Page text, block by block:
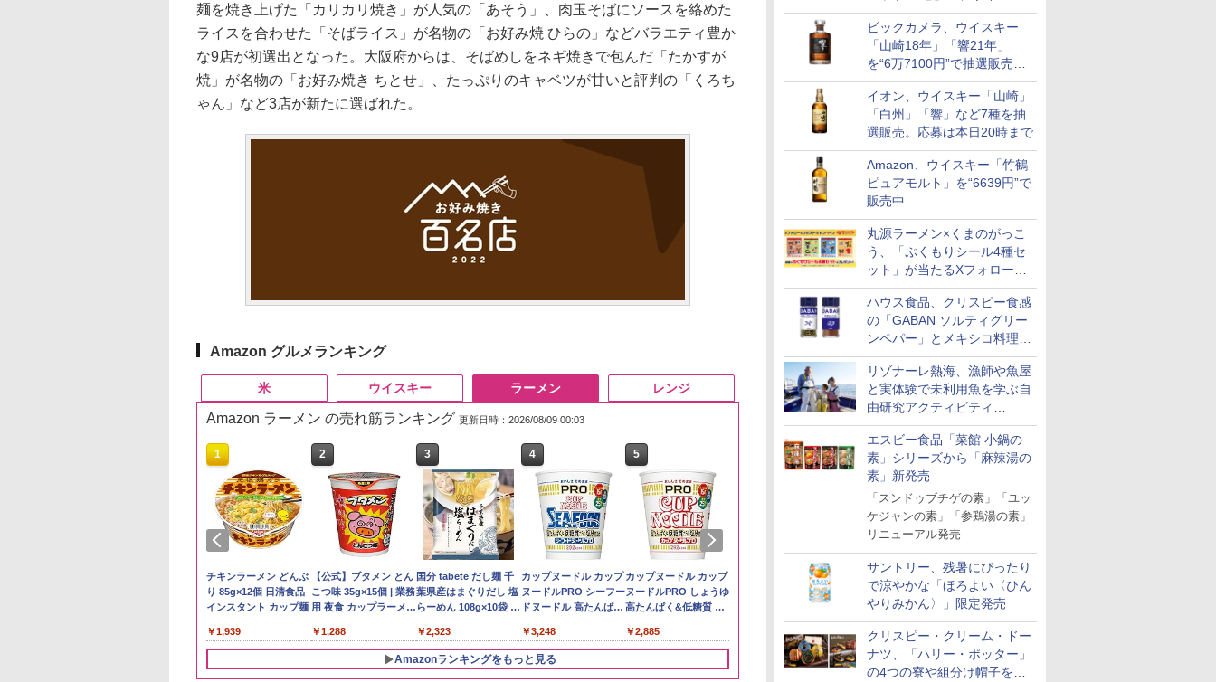
リニューアル。ハーフボトル
も登場
ビックカメラ、ウイスキー
「山崎18年」「響21年」
を“6万7100円”で抽選販売。
店頭で9日まで受付
イオン、ウイスキー「山崎」
「白州」「響」など7種を抽
選販売。応募は本日20時まで
Amazon、ウイスキー「竹鶴
ピュアモルト」を“6639円”で
販売中
丸源ラーメン×くまのがっこ
う、「ぷくもりシール4種セ
ット」が当たるXフォロー＆
リポストキャンペーン実施
ハウス食品、クリスピー食感
の「GABAN ソルティグリー
ンペパー」とメキシコ料理に
合う「GABAN チポトレペパ
ー」発売
リゾナーレ熱海、漁師や魚屋
と実体験で未利用魚を学ぶ自
由研究アクティビティ
「Fisherman's Academy」を
実施中
エスビー食品「菜館 小鍋の
素」シリーズから「麻辣湯の
素」新発売
「スンドゥブチゲの素」「ユッ
ケジャンの素」「参鶏湯の素」
リニューアル発売
サントリー、残暑にぴったり
で涼やかな「ほろよい〈ひん
やりみかん〉」限定発売
クリスピー・クリーム・ドー
ナツ、「ハリー・ポッター」
の4つの寮や組分け帽子をイ
麺を焼き上げた「カリカリ焼き」が人気の「あそう」、肉玉そばにソースを絡めた
ライスを合わせた「そばライス」が名物の「お好み焼 ひらの」などバラエティ豊か
な9店が初選出となった。大阪府からは、そばめしをネギ焼きで包んだ「たかすが
焼」が名物の「お好み焼き ちとせ」、たっぷりのキャベツが甘いと評判の「くろち
ゃん」など3店が新たに選ばれた。
Amazon グルメランキング
米
1
by Amazon 国産ブレ
ンド米 精米 5kg
￥2,650
2
野沢農産 無洗米 青い流
るる コシヒカリ 5kg 長
野県産 令和7年産
￥3,980
3
【在庫処分価格】もも
たろう印 無洗米 5kg 業
務用 お米マイスターブ
￥2,680
4
新潟ケンベイ【精米】
新潟県産にじのきらめ
き 5kg 令和7年産
￥5,809
5
by Amazon あきたこ
まちブレンド 無洗米
5kg
￥3,396
by Amazon 新潟県産
新潟のお米 無洗米 5kg
7
新潟県産新之助 無洗米
5kg 令和7年産
フクテイライス【白
米】北東北産 お米 米
あきたこまち 令和7年
産 (5kg)
￥3,300
ウイスキー
1
ブラックニッカ ニッカ
Nikka ウィスキー
4000ml ブラックニッ
【日本 アサヒ ウィスキ
ー】 大容量 お得 4リッ
トル
￥4,358
2
角瓶 2700ml サントリ
ー ウイスキー ハイボー
ル 大容量
￥6,055
3
角ハイボール
350ml×24本 サントリ
ー ウイスキー ハイボー
￥4,927
4
トリスウイスキー
4000ml サントリー 大
容量 4リットル
￥4,274
5
サントリー シングルモ
ルト ウイスキー 白州
Story of the Distillery
￥19,860
甲州韮崎 オリジナル ブ
レンド ウイスキー 4リ
ットル 日本 大容量
4000ml 4L
7
【数量限定】フロム・
ザ・バレル モルトウイ
スキー500ml アサヒ [
日本 500ml ]【中元 ギ
フト プレゼント 贈り物
に】
￥4,402
サントリー シングルモ
ルト ウイスキー 山崎
Story of the Distillery
2026 化粧箱入 700ml
￥23,000
ラーメン
Amazon ラーメン の売れ筋ランキング 更新日時：2026/08/09 00:03
1
チキンラーメン どんぶ
り 85g×12個 日清食品
インスタント カップ麺
￥1,939
2
【公式】ブタメン とん
こつ味 35g×15個 | 業務
用 夜食 カップラーメン
スタント アウトドアに
も ローリングストック
大人買い おやつカンパ
￥1,288
3
国分 tabete だし麺 千
葉県産はまぐりだし 塩
らーめん 108g×10袋 保
￥2,323
4
カップヌードル カップ
ヌードルPRO シーフー
ドヌードル 高たんぱく
えめ 78g×12個
￥3,248
5
カップヌードル カップ
ヌードルPRO しょうゆ
高たんぱく&低糖質 さ
75g×12個
￥2,885
カップヌードル レギュ
ラー 日清食品 カップ麺
7
マルちゃん マルちゃん
ZUBAAAN! 横浜家系
醤油豚骨 3食パック
130g×3食
￥341
カップヌードル パクチ
ー香るトムヤムクンヌ
ードル [世界三大スー
プ] 日清食品 カップ麺
75g×12個
￥2,594
Amazonランキングをもっと見る
レンジ